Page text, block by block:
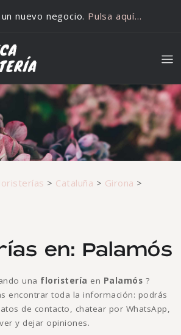
nuevo negocio. Pulsa aquí…
> Cataluña > Girona >
en: Palamós
una floristería en Palamós ?
encontrar toda la información: podrás
de contacto, chatear por WhatsApp,
ver y dejar opiniones.